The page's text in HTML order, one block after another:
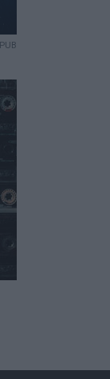
PUB